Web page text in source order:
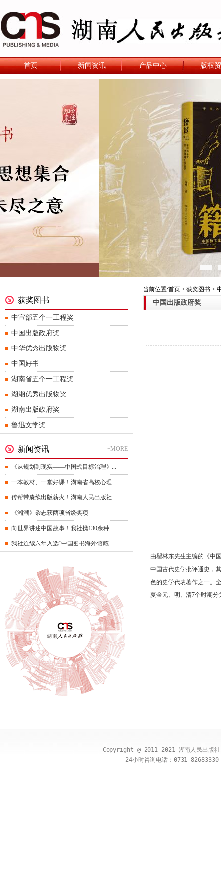
首页 新闻资讯 产品中心 版权
获奖图书
中宣部五个一工程奖
中国出版政府奖
中华优秀出版物奖
中国好书
湖南省五个一工程奖
湖湘优秀出版物奖
湖南出版政府奖
鲁迅文学奖
新闻资讯 +MORE
《从规划到现实——中国式目标治理》...
一本教材、一堂好课！湖南省高校心理...
传帮带赓续出版薪火！湖南人民出版社...
《湘潮》杂志获两项省级奖项
向世界讲述中国故事！我社携130余种...
我社连续六年入选“中国图书海外馆藏...
当前位置:首页 > 获奖图书 >
中国出版政府奖
由瞿林东先生主编的《中
中国古代史学批评通史，
色的史学代表著作之一。
夏金元、明、清7个时期
Copyright @ 2011-2021 湖南人民出版
24小时咨询电话：0731-